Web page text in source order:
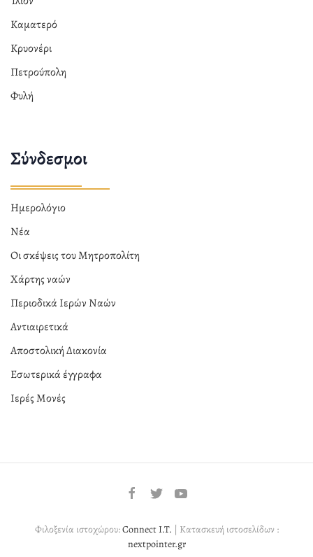
Καματερό
Κρυονέρι
Πετρούπολη
Φυλή
Σύνδεσμοι
Ημερολόγιο
Νέα
Οι σκέψεις του Μητροπολίτη
Χάρτης ναών
Περιοδικά Ιερών Ναών
Αντιαιρετικά
Αποστολική Διακονία
Εσωτερικά έγγραφα
Ιερές Μονές
Φιλοξενία ιστοχώρου:Connect I.T. | Κατασκευή ιστοσελίδων :
nextpointer.gr